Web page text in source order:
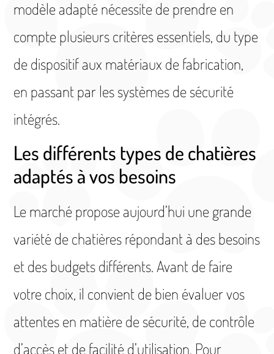
modèle adapté nécessite de prendre en
compte plusieurs critères essentiels, du type
de dispositif aux matériaux de fabrication,
en passant par les systèmes de sécurité
intégrés.
Les différents types de chatières
adaptés à vos besoins
Le marché propose aujourd’hui une grande
variété de chatières répondant à des besoins
et des budgets différents. Avant de faire
votre choix, il convient de bien évaluer vos
attentes en matière de sécurité, de contrôle
d’accès et de facilité d’utilisation. Pour